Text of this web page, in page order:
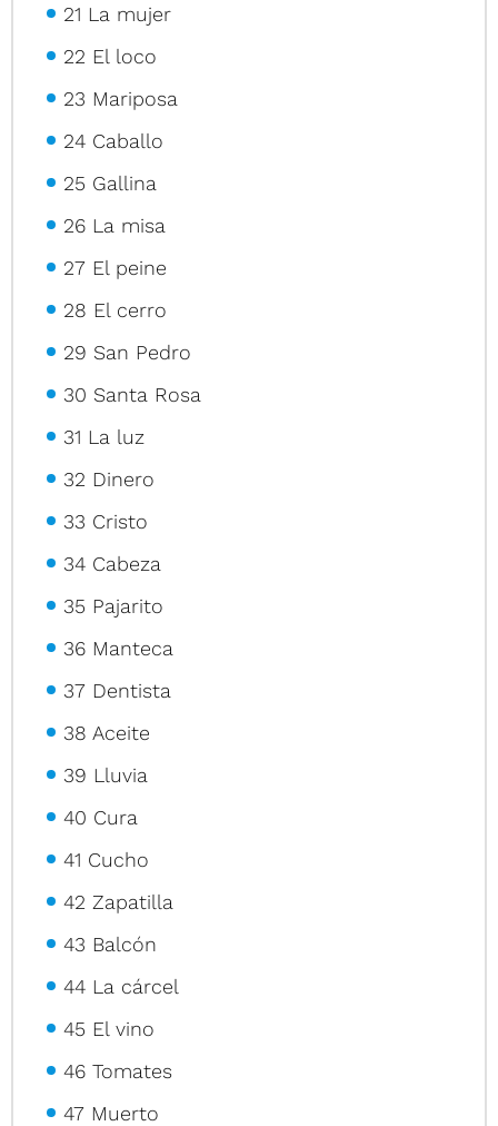
21 La mujer
22 El loco
23 Mariposa
24 Caballo
25 Gallina
26 La misa
27 El peine
28 El cerro
29 San Pedro
30 Santa Rosa
31 La luz
32 Dinero
33 Cristo
34 Cabeza
35 Pajarito
36 Manteca
37 Dentista
38 Aceite
39 Lluvia
40 Cura
41 Cucho
42 Zapatilla
43 Balcón
44 La cárcel
45 El vino
46 Tomates
47 Muerto